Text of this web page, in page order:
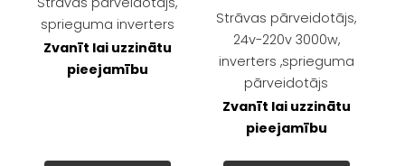
sprieguma inverters
Zvanīt lai uzzinātu
pieejamību
Strāvas pārveidotājs,
24v-220v 3000w,
inverters ,sprieguma
pārveidotājs
Zvanīt lai uzzinātu
pieejamību